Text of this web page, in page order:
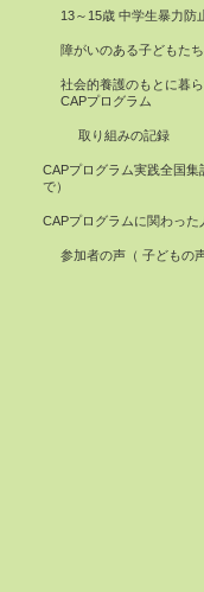
13～15歳 中学生暴力防
障がいのある子どもた
社会的養護のもとに暮
CAPプログラム
取り組みの記録
CAPプログラム実践全国集
で）
CAPプログラムに関わった
参加者の声（ 子どもの